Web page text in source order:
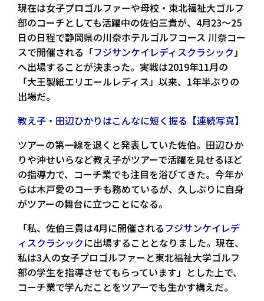
現在は女子プロゴルファーや母校・東北福祉大ゴルフ
部のコーチとしても活躍中の佐伯三貴が、4月23〜25
日の日程で静岡県の川奈ホテルゴルフコース 川奈コー
スで開催される「フジサンケイレディスクラシック」
へ出場することが決まった。実戦は2019年11月の
「大王製紙エリエールレディス」以来、1年半ぶりの
出場だ。
教え子・田辺ひかりはこんなに短く握る【連続写真】
ツアーの第一線を退くと発表していた佐伯。田辺ひか
りや沖せいらなど教え子がツアーで活躍を見せるほど
の指導力で、コーチ業でも注目を浴びてきた。今年か
らは木戸愛のコーチも務めているが、久しぶりに自身
がツアーの舞台に立つことになる。
「私、佐伯三貴は4月に開催されるフジサンケイレデ
ィスクラシックに出場することとなりました。現在、
私は3人の女子プロゴルファーと東北福祉大学ゴルフ
部の学生を指導させてもらっています」とした上で、
コーチ業で学んだことをツアーでも生かす構えだ。